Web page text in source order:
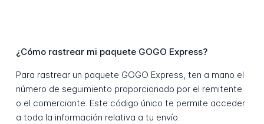
¿Cómo rastrear mi paquete GOGO Express?
Para rastrear un paquete GOGO Express, ten a mano el
número de seguimiento proporcionado por el remitente
o el comerciante. Este código único te permite acceder
a toda la información relativa a tu envío.